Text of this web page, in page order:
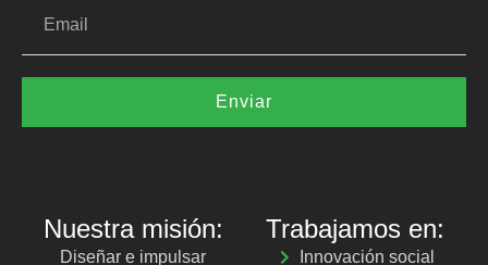
Enviar
Nuestra misión:
Diseñar e impulsar
Trabajamos en:
Innovación social